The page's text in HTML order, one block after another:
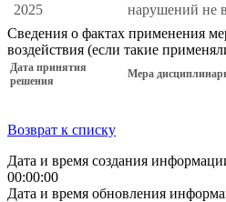
2025
нарушений не
Сведения о фактах применения
воздействия (если такие
Дата принятия
решения
Мера
Возврат к списку
Дата и время создания
00:00:00
Дата и время обновления